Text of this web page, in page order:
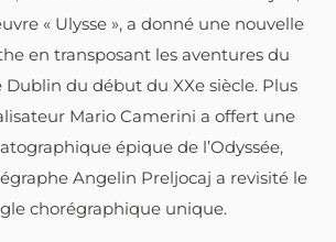
« Ulysse », a donné une nouvelle
en transposant les aventures du
Dublin du début du XXe siècle. Plus
Mario Camerini a offert une
épique de l’Odyssée,
Angelin Preljocaj a revisité le
chorégraphique unique.